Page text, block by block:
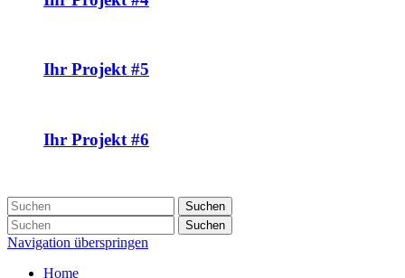
Ihr Projekt #5
Ihr Projekt #6
Suchen
Suchen
Navigation überspringen
Home